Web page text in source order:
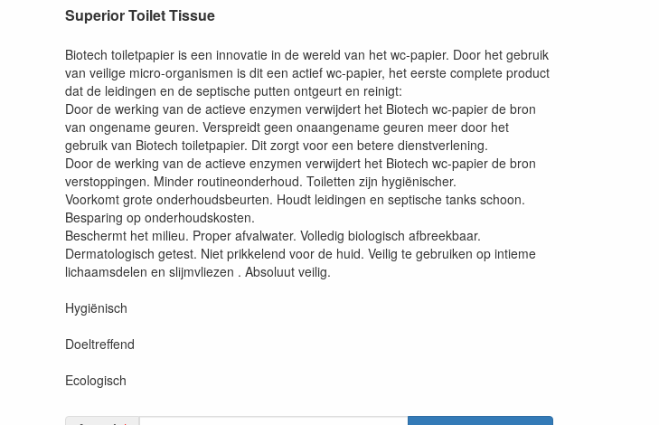
Superior Toilet Tissue
Biotech toiletpapier is een innovatie in de wereld van het wc-papier. Door het gebruik
van veilige micro-organismen is dit een actief wc-papier, het eerste complete product
dat de leidingen en de septische putten ontgeurt en reinigt:
Door de werking van de actieve enzymen verwijdert het Biotech wc-papier de bron
van ongename geuren. Verspreidt geen onaangename geuren meer door het
gebruik van Biotech toiletpapier. Dit zorgt voor een betere dienstverlening.
Door de werking van de actieve enzymen verwijdert het Biotech wc-papier de bron
verstoppingen. Minder routineonderhoud. Toiletten zijn hygiënischer.
Voorkomt grote onderhoudsbeurten. Houdt leidingen en septische tanks schoon.
Besparing op onderhoudskosten.
Beschermt het milieu. Proper afvalwater. Volledig biologisch afbreekbaar.
Dermatologisch getest. Niet prikkelend voor de huid. Veilig te gebruiken op intieme
lichaamsdelen en slijmvliezen . Absoluut veilig.
Hygiënisch
Doeltreffend
Ecologisch